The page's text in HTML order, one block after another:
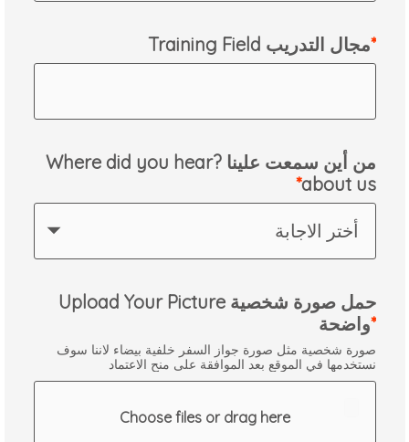
Training Field مجال التدريب
من أين سمعت علينا ?Where did you hear
about us
أختر الاجابة
Upload Your Picture حمل صورة شخصية
واضحة
صورة شخصية مثل صورة جواز السفر خلفية بيضاء لاننا سوف
نستخدمها في الموقع بعد الموافقة على منح الاعتماد
Choose files or drag here